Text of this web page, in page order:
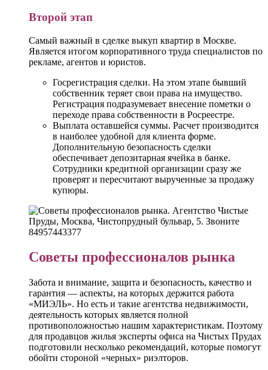
Второй этап
Самый важный в сделке выкуп квартир в Москве.
Является итогом корпоративного труда специалистов по
рекламе, агентов и юристов.
Госрегистрация сделки. На этом этапе бывший
собственник теряет свои права на имущество.
Регистрация подразумевает внесение пометки о
переходе права собственности в Росреестре.
Выплата оставшейся суммы. Расчет производится
в наиболее удобной для клиента форме.
Дополнительную безопасность сделки
обеспечивает депозитарная ячейка в банке.
Сотрудники кредитной организации сразу же
проверят и пересчитают вырученные за продажу
купюры.
Советы профессионалов рынка
Забота и внимание, защита и безопасность, качество и
гарантия — аспекты, на которых держится работа
«МИЭЛЬ». Но есть и такие агентства недвижимости,
деятельность которых является полной
противоположностью нашим характеристикам. Поэтому
для продавцов жилья эксперты офиса на Чистых Прудах
подготовили несколько рекомендаций, которые помогут
обойти стороной «черных» риэлторов.